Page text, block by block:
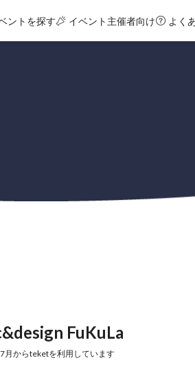
ントを探す イベント主催者向け よく
FuKuLa
月からteketを利用しています